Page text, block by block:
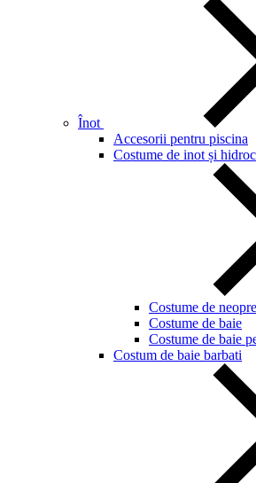
Înot
Accesorii pentru piscina
Costume de inot și
Costume de
Costume de baie
Costume de baie
Costum de baie barbati